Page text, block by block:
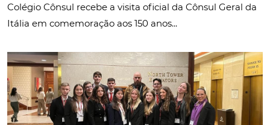
Colégio Cônsul recebe a visita oficial da Cônsul Geral da
Itália em comemoração aos 150 anos...